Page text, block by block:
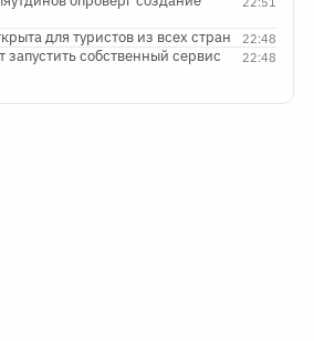
22:48
для туристов из всех стран
22:48
запустить собственный сервис